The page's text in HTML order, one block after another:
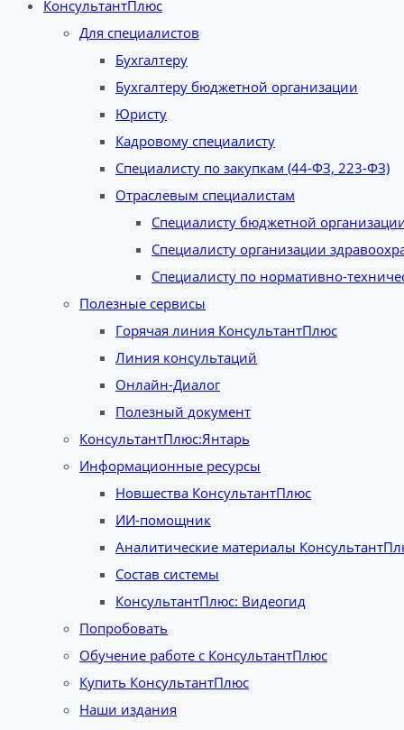
КонсультантПлюс
Для специалистов
Бухгалтеру
Бухгалтеру бюджетной организации
Юристу
Кадровому специалисту
Специалисту по закупкам (44-ФЗ, 223-ФЗ)
Отраслевым специалистам
Специалисту бюджетной
Специалисту организации
Специалисту по нормативно-
Полезные сервисы
Горячая линия КонсультантПлюс
Линия консультаций
Онлайн-Диалог
Полезный документ
КонсультантПлюс:Янтарь
Информационные ресурсы
Новшества КонсультантПлюс
ИИ-помощник
Аналитические материалы
Состав системы
КонсультантПлюс: Видеогид
Попробовать
Обучение работе с КонсультантПлюс
Купить КонсультантПлюс
Наши издания